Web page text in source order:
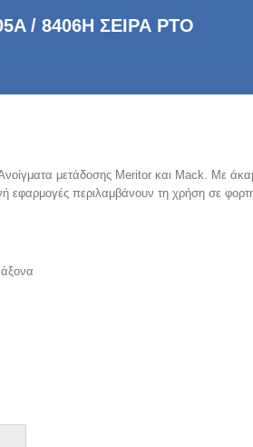
/ 8406Η ΣΕΙΡΑ PTO
μετάδοσης Meritor και Mack. Με
εφαρμογές περιλαμβάνουν τη χρήση σε